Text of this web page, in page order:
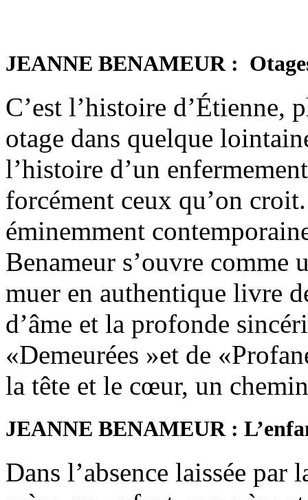
JEANNE BENAMEUR :
C’est l’histoire d’Étienne,
otage dans quelque
l’histoire d’un
forcément ceux qu’on
éminemment
Benameur s’ouvre
muer en authentique livre
d’âme et la profonde
«Demeurées »et de
la tête et le cœur, un
JEANNE BENAMEUR :
Dans l’absence laissée